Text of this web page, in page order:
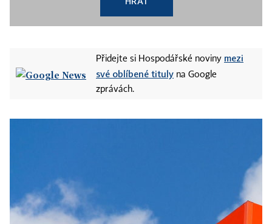
Přidejte si Hospodářské noviny mezi
své oblíbené tituly na Google
zprávách.